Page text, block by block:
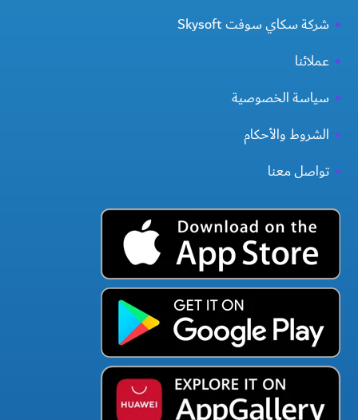
شركة سكاي سوفت Skysoft
عملائنا
سياسة الخصوصية
الشروط والأحكام
تواصل معنا